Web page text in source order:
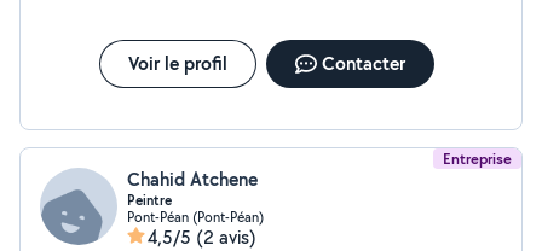
Voir le profil Contacter
Entreprise
Chahid Atchene
Peintre
Pont-Péan (Pont-Péan)
4,5/5 (2 avis)